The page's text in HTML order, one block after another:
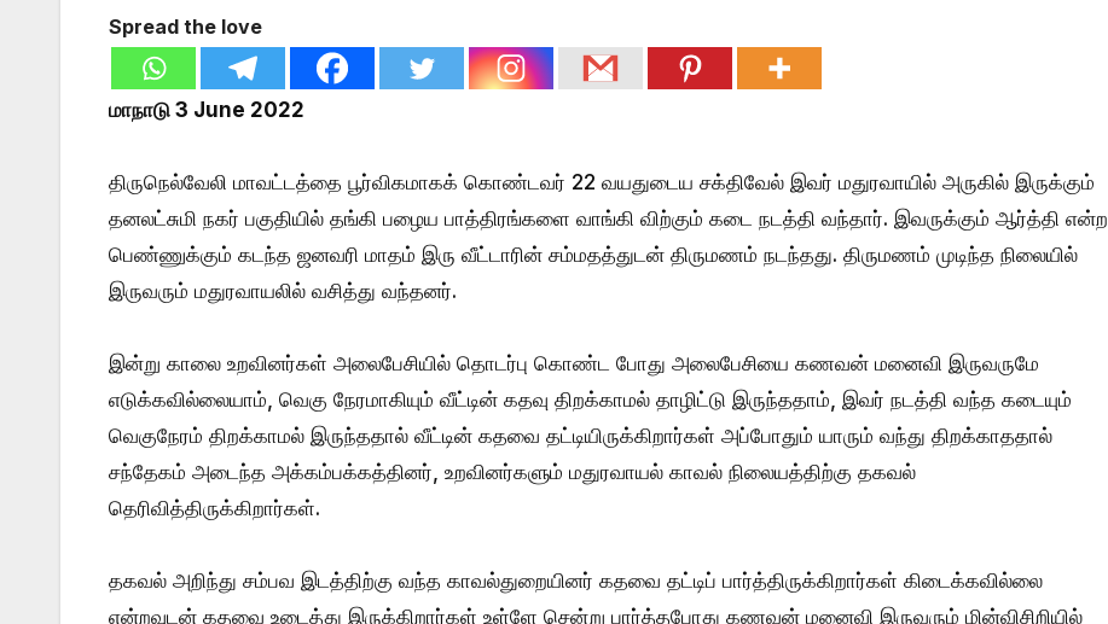
Spread the love
மாநாடு 3 June 2022
திருநெல்வேலி மாவட்டத்தை பூர்விகமாகக் கொண்டவர் 22 வயதுடைய சக்திவேல் இவர் மதுரவாயில் அருகில் இருக்கும்
தனலட்சுமி நகர் பகுதியில் தங்கி பழைய பாத்திரங்களை வாங்கி விற்கும் கடை நடத்தி வந்தார். இவருக்கும் ஆர்த்தி என்ற
பெண்ணுக்கும் கடந்த ஜனவரி மாதம் இரு வீட்டாரின் சம்மதத்துடன் திருமணம் நடந்தது. திருமணம் முடிந்த நிலையில்
இருவரும் மதுரவாயலில் வசித்து வந்தனர்.
இன்று காலை உறவினர்கள் அலைபேசியில் தொடர்பு கொண்ட போது அலைபேசியை கணவன் மனைவி இருவருமே
எடுக்கவில்லையாம், வெகு நேரமாகியும் வீட்டின் கதவு திறக்காமல் தாழிட்டு இருந்ததாம், இவர் நடத்தி வந்த கடையும்
வெகுநேரம் திறக்காமல் இருந்ததால் வீட்டின் கதவை தட்டியிருக்கிறார்கள் அப்போதும் யாரும் வந்து திறக்காததால்
சந்தேகம் அடைந்த அக்கம்பக்கத்தினர், உறவினர்களும் மதுரவாயல் காவல் நிலையத்திற்கு தகவல்
தெரிவித்திருக்கிறார்கள்.
தகவல் அறிந்து சம்பவ இடத்திற்கு வந்த காவல்துறையினர் கதவை தட்டிப் பார்த்திருக்கிறார்கள் கிடைக்கவில்லை
என்றவுடன் கதவை உடைத்து இருக்கிறார்கள் உள்ளே சென்று பார்த்தபோது கணவன் மனைவி இருவரும் மின்விசிறியில்